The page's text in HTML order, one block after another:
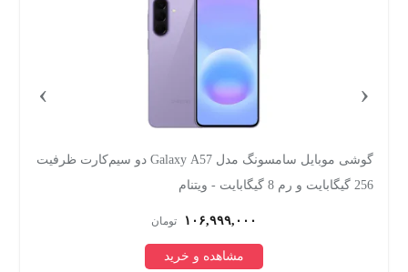
گوشی موبایل سامسونگ مدل Galaxy A57 دو سیم‌کارت ظرفیت
256 گیگابایت و رم 8 گیگابایت - ویتنام
۱۰۶,۹۹۹,۰۰۰ تومان
مشاهده و خرید
‹
›